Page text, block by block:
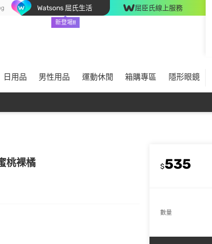
Watsons 屈氏生活
新登場!!
屈臣氏線上服務
日用品 男性用品 運動休閒 箱購專區 隱形眼鏡
桃裸橘
$535
數量